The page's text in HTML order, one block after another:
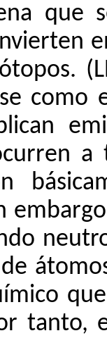
que
como
tanto,